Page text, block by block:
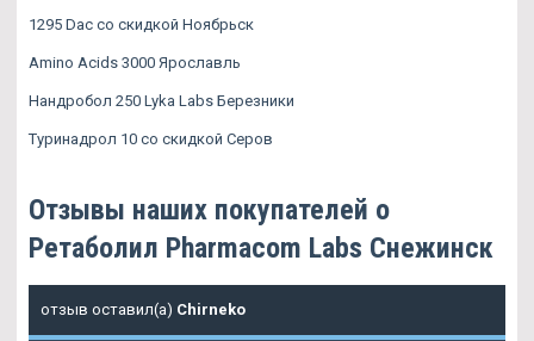
1295 Dac со скидкой Ноябрьск
Amino Acids 3000 Ярославль
Нандробол 250 Lyka Labs Березники
Туринадрол 10 со скидкой Серов
Отзывы наших покупателей о
Ретаболил Pharmacom Labs Снежинск
отзыв оставил(а) Chirneko